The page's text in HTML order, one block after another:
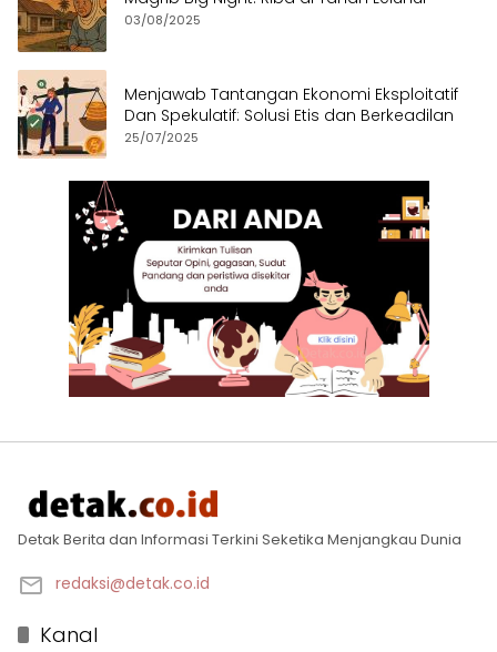
03/08/2025
Menjawab Tantangan Ekonomi Eksploitatif
Dan Spekulatif: Solusi Etis dan Berkeadilan
25/07/2025
Detak Berita dan Informasi Terkini Seketika Menjangkau Dunia
redaksi@detak.co.id
Kanal